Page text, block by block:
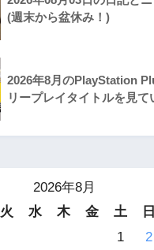
(週末から盆休み！)
2026年8月のPlayStation
リープレイタイトルを見て
2026年8月
火 水 木 金 土
日
1
2